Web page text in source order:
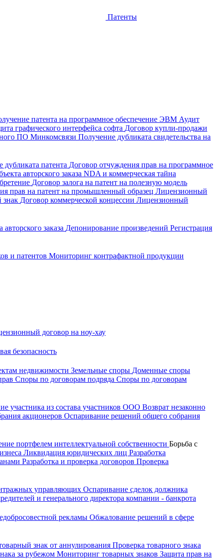
Патенты
патента на программное обеспечение ЭВМ Аудит
графического интерфейса софта Договор купли-продажи
ПО Минкомсвязи Получение дубликата свидетельства на
дубликата патента Договор отчуждения прав на программное
авторского заказа NDA и коммерческая тайна
Договор залога на патент на полезную модель
прав на патент на промышленный образец Лицензионный
знак Договор коммерческой концессии Лицензионный
заказа Депонирование произведений Регистрация
и патентов Мониторинг контрафактной продукции
договор на ноу-хау
безопасность
недвижимости Земельные споры Доменные споры
Споры по договорам подряда Споры по договорам
участника из состава участников ООО Возврат незаконно
акционеров Оспаривание решений общего собрания
портфелем интеллектуальной собственности Борьба с
Ликвидация юридических лиц Разработка
Разработка и проверка договоров Проверка
управляющих Оспаривание сделок должника
и генерального директора компании - банкрота
рекламы Обжалование решений в сфере
знак от аннулирования Проверка товарного знака
за рубежом Мониторинг товарных знаков Защита прав на